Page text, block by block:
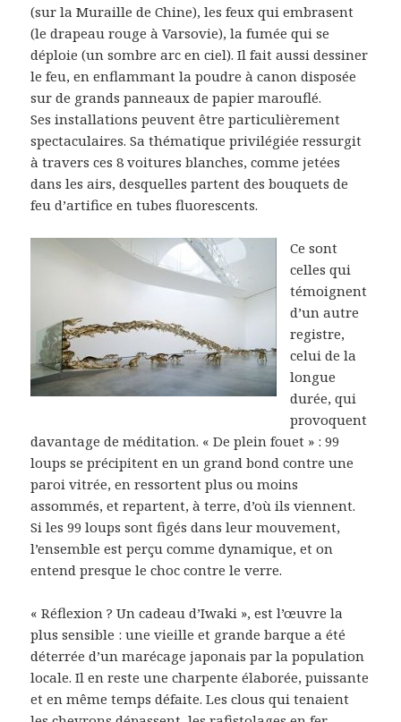
(sur la Muraille de Chine), les feux qui embrasent
(le drapeau rouge à Varsovie), la fumée qui se
déploie (un sombre arc en ciel). Il fait aussi dessiner
le feu, en enflammant la poudre à canon disposée
sur de grands panneaux de papier marouflé.
Ses installations peuvent être particulièrement
spectaculaires. Sa thématique privilégiée ressurgit
à travers ces 8 voitures blanches, comme jetées
dans les airs, desquelles partent des bouquets de
feu d’artifice en tubes fluorescents.
Ce sont
celles qui
témoignent
d’un autre
registre,
celui de la
longue
durée, qui
provoquent
davantage de méditation. « De plein fouet » : 99
loups se précipitent en un grand bond contre une
paroi vitrée, en ressortent plus ou moins
assommés, et repartent, à terre, d’où ils viennent.
Si les 99 loups sont figés dans leur mouvement,
l’ensemble est perçu comme dynamique, et on
entend presque le choc contre le verre.
« Réflexion ? Un cadeau d’Iwaki », est l’œuvre la
plus sensible : une vieille et grande barque a été
déterrée d’un marécage japonais par la population
locale. Il en reste une charpente élaborée, puissante
et en même temps défaite. Les clous qui tenaient